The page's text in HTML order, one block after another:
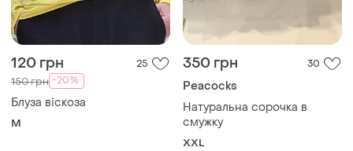
120 грн 25
150 грн -20%
Блуза віскоза
M
350 грн 30
Peacocks
Натуральна сорочка в
смужку
XXL